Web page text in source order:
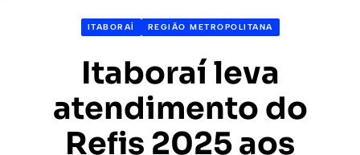
ITABORAÍ REGIÃO METROPOLITANA
Itaboraí leva
atendimento do
Refis 2025 aos